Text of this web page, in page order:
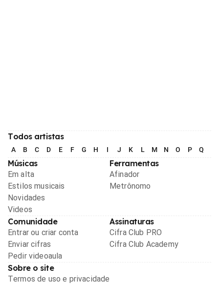
Todos artistas
A B C D E F G H I J K L M N O P Q
Músicas
Em alta
Estilos musicais
Novidades
Videos
Ferramentas
Afinador
Metrônomo
Comunidade
Entrar ou criar conta
Enviar cifras
Pedir videoaula
Assinaturas
Cifra Club PRO
Cifra Club Academy
Sobre o site
Termos de uso e privacidade